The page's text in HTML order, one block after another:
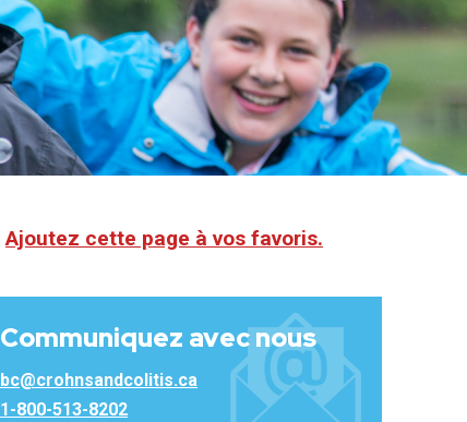
Ajoutez cette page à vos favoris.
Communiquez avec nous
bc@crohnsandcolitis.ca
1-800-513-8202